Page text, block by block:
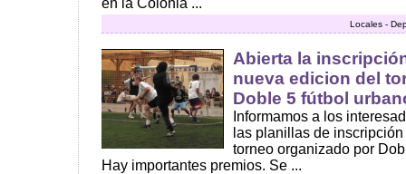
en la Colonia ...
Locales -
Abierta la
nueva edicion del
Doble 5 fútbol
Informamos a los
las planillas de
torneo organizado por
Hay importantes premios. Se ...